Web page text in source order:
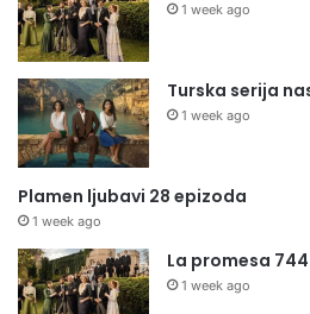
1 week ago
Turska serija
1 week ago
Plamen ljubavi 28 epizoda
1 week ago
La promesa
1 week ago